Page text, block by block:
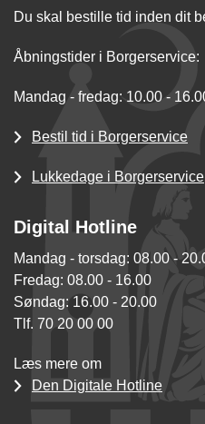
Du skal bestille tid inden dit
Åbningstider i Borgerservice:
Mandag - fredag: 10.00 -
Bestil tid i Borgerservice
Lukkedage i Borgerservice
Digital Hotline
Mandag - torsdag: 08.00 -
Fredag: 08.00 - 16.00
Søndag: 16.00 - 20.00
Tlf. 70 20 00 00
Læs mere om
Den Digitale Hotline